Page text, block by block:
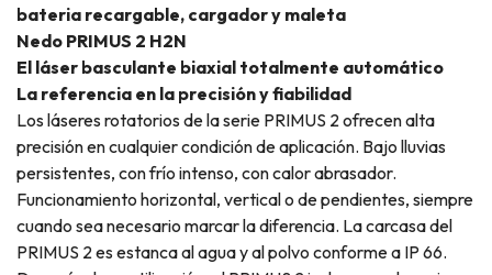
bateria recargable, cargador y maleta
Nedo PRIMUS 2 H2N
El láser basculante biaxial totalmente automático
La referencia en la precisión y fiabilidad
Los láseres rotatorios de la serie PRIMUS 2 ofrecen alta
precisión en cualquier condición de aplicación. Bajo lluvias
persistentes, con frío intenso, con calor abrasador.
Funcionamiento horizontal, vertical o de pendientes, siempre
cuando sea necesario marcar la diferencia. La carcasa del
PRIMUS 2 es estanca al agua y al polvo conforme a IP 66.